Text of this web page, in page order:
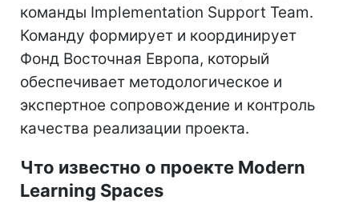
команды Implementation Support Team.
Команду формирует и координирует
Фонд Восточная Европа, который
обеспечивает методологическое и
экспертное сопровождение и контроль
качества реализации проекта.
Что известно о проекте Modern
Learning Spaces